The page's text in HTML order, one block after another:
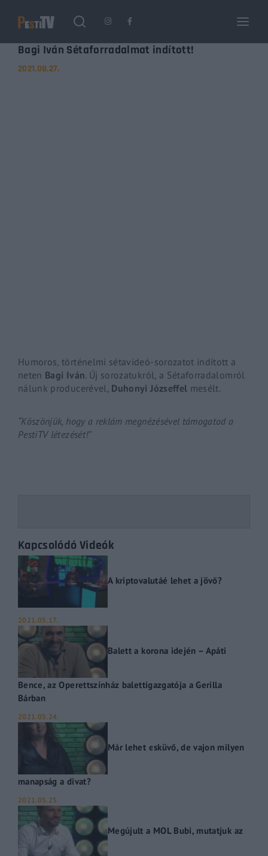
Bagi Iván Sétaforradalmat indított!
2021.08.27.
Humoros, történelmi sétavideó-sorozatot indított a
neten Bagi Iván. Új sorozatukról, a Sétaforradalomról
nálunk producerével, Duhonyi Józseffel mesélt.
“Köszönjük, hogy a reklám megnézésével támogatod a
PestiTV létezését!”
Kapcsolódó Videók
A kriptovalutáé lehet a jövő?
2021.05.17.
Balett a korona idején – Apáti
Bence, az Operettszínház balettigazgatója a Gerilla
Bárban
2021.05.24.
Már lehet esküvő, de vajon milyen
manapság a divat?
2021.05.25.
Megújult a MOL Bubi, mutatjuk az
Login Register